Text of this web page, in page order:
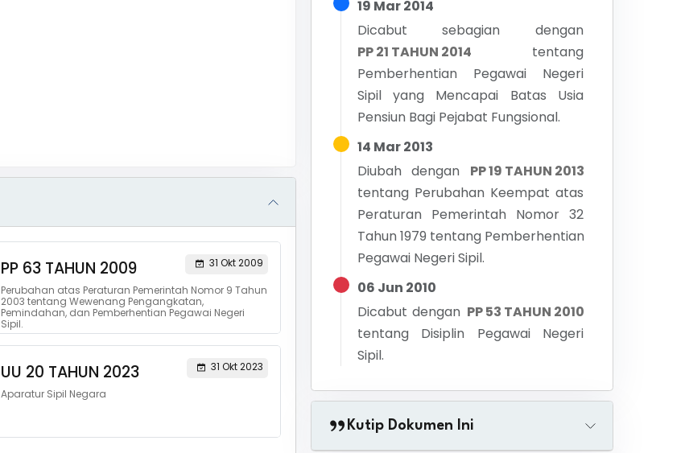
PP 63 TAHUN 2009
31 Okt 2009
Perubahan atas Peraturan Pemerintah Nomor 9 Tahun
2003 tentang Wewenang Pengangkatan,
Pemindahan, dan Pemberhentian Pegawai Negeri
Sipil.
UU 20 TAHUN 2023
31 Okt 2023
Aparatur Sipil Negara
19 Mar 2014
Dicabut sebagian dengan
PP 21 TAHUN 2014
tentang
Pemberhentian Pegawai Negeri
Sipil yang Mencapai Batas Usia
Pensiun Bagi Pejabat Fungsional.
14 Mar 2013
Diubah dengan
PP 19 TAHUN 2013
tentang Perubahan Keempat atas
Peraturan Pemerintah Nomor 32
Tahun 1979 tentang Pemberhentian
Pegawai Negeri Sipil.
06 Jun 2010
Dicabut dengan PP 53 TAHUN 2010
tentang Disiplin Pegawai Negeri
Sipil.
Kutip Dokumen Ini